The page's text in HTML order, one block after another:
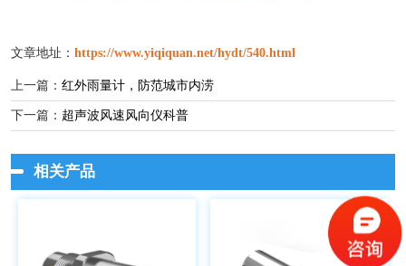
文章地址： https://www.yiqiquan.net/hydt/540.html
上一篇： 红外雨量计，防范城市内涝
下一篇： 超声波风速风向仪科普
相关产品